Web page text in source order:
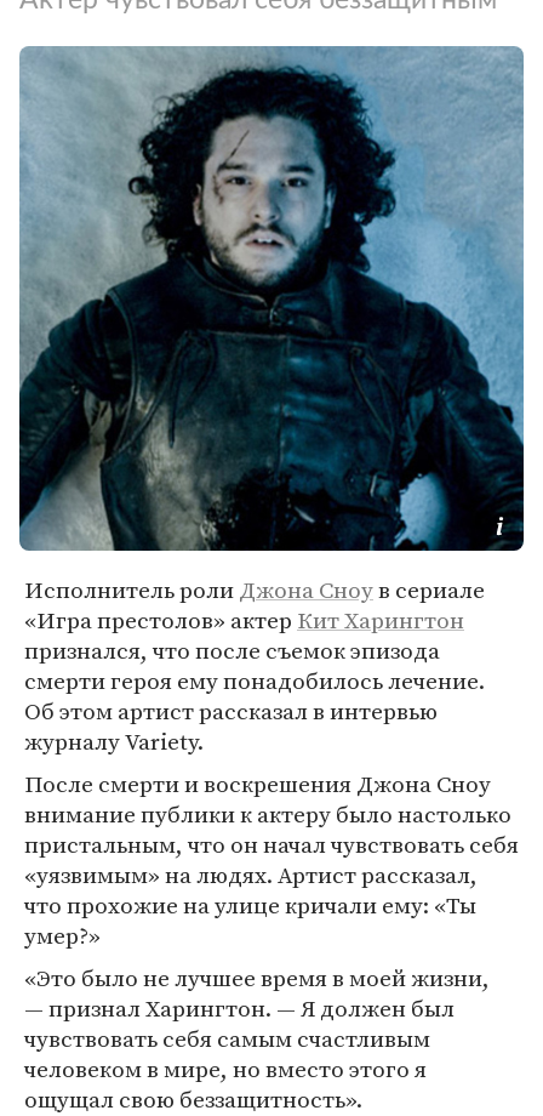
Исполнитель ролиДжона Сноув сериале
«Игра престолов» актер Кит Харингтон
признался, что после съемок эпизода
смерти героя ему понадобилось лечение.
Об этом артист рассказал в интервью
журналу Variety.
После смерти и воскрешения Джона Сноу
внимание публики к актеру было настолько
пристальным, что он начал чувствовать себя
«уязвимым» на людях. Артист рассказал,
что прохожие на улице кричали ему: «Ты
умер?»
«Это было не лучшее время в моей жизни,
— признал Харингтон. — Я должен был
чувствовать себя самым счастливым
человеком в мире, но вместо этого я
ощущал свою беззащитность».